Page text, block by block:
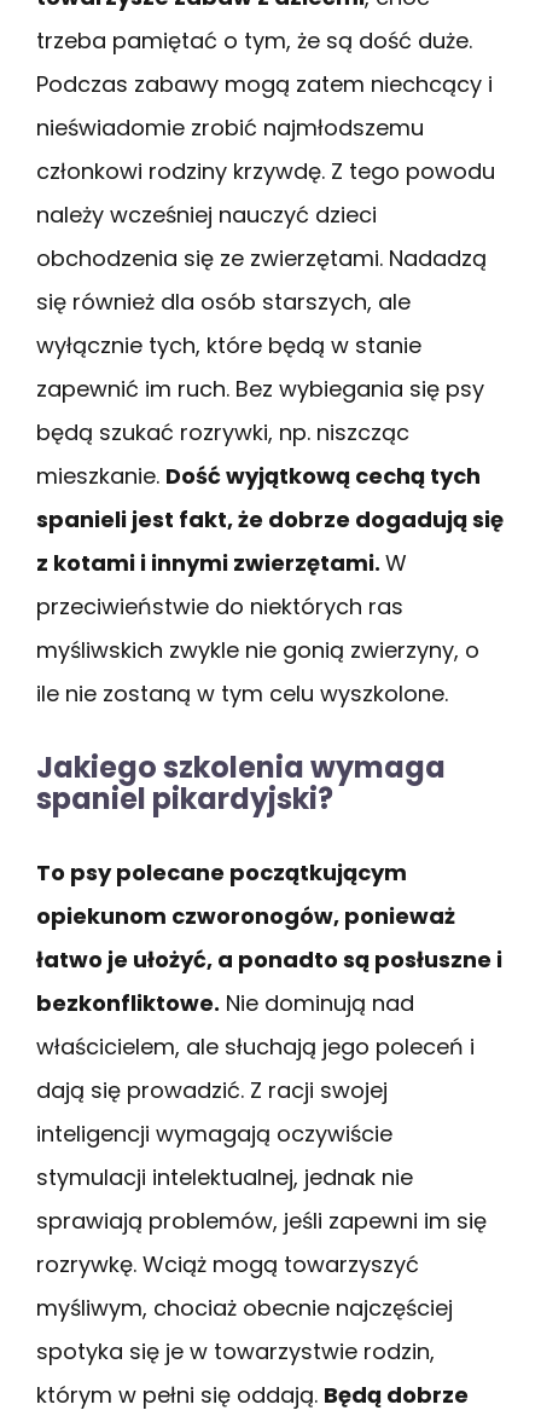
trzeba pamiętać o tym, że są dość duże.
Podczas zabawy mogą zatem niechcący i
nieświadomie zrobić najmłodszemu
członkowi rodziny krzywdę. Z tego powodu
należy wcześniej nauczyć dzieci
obchodzenia się ze zwierzętami. Nadadzą
się również dla osób starszych, ale
wyłącznie tych, które będą w stanie
zapewnić im ruch. Bez wybiegania się psy
będą szukać rozrywki, np. niszcząc
mieszkanie. Dość wyjątkową cechą tych
spanieli jest fakt, że dobrze dogadują się
z kotami i innymi zwierzętami. W
przeciwieństwie do niektórych ras
myśliwskich zwykle nie gonią zwierzyny, o
ile nie zostaną w tym celu wyszkolone.
Jakiego szkolenia wymaga
spaniel pikardyjski?
To psy polecane początkującym
opiekunom czworonogów, ponieważ
łatwo je ułożyć, a ponadto są posłuszne i
bezkonfliktowe. Nie dominują nad
właścicielem, ale słuchają jego poleceń i
dają się prowadzić. Z racji swojej
inteligencji wymagają oczywiście
stymulacji intelektualnej, jednak nie
sprawiają problemów, jeśli zapewni im się
rozrywkę. Wciąż mogą towarzyszyć
myśliwym, chociaż obecnie najczęściej
spotyka się je w towarzystwie rodzin,
którym w pełni się oddają. Będą dobrze